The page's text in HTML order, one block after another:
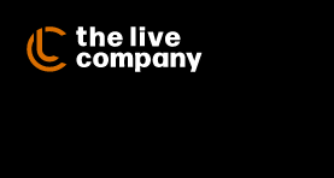
Inhalt
springen